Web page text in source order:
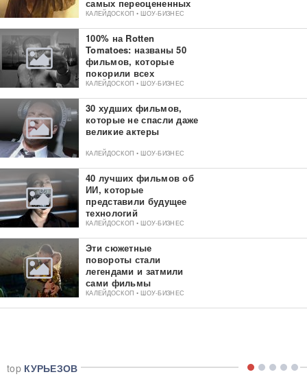
самых переоцененных
фильмов
КАЛЕЙДОСКОП • ШОУ-БИЗНЕС
100% на Rotten
Tomatoes: названы 50
фильмов, которые
покорили всех
критиков
КАЛЕЙДОСКОП • ШОУ-БИЗНЕС
30 худших фильмов,
которые не спасли даже
великие актеры
КАЛЕЙДОСКОП • ШОУ-БИЗНЕС
40 лучших фильмов об
ИИ, которые
представили будущее
технологий
КАЛЕЙДОСКОП • ШОУ-БИЗНЕС
Эти сюжетные
повороты стали
легендами и затмили
сами фильмы
КАЛЕЙДОСКОП • ШОУ-БИЗНЕС
top КУРЬЕЗОВ